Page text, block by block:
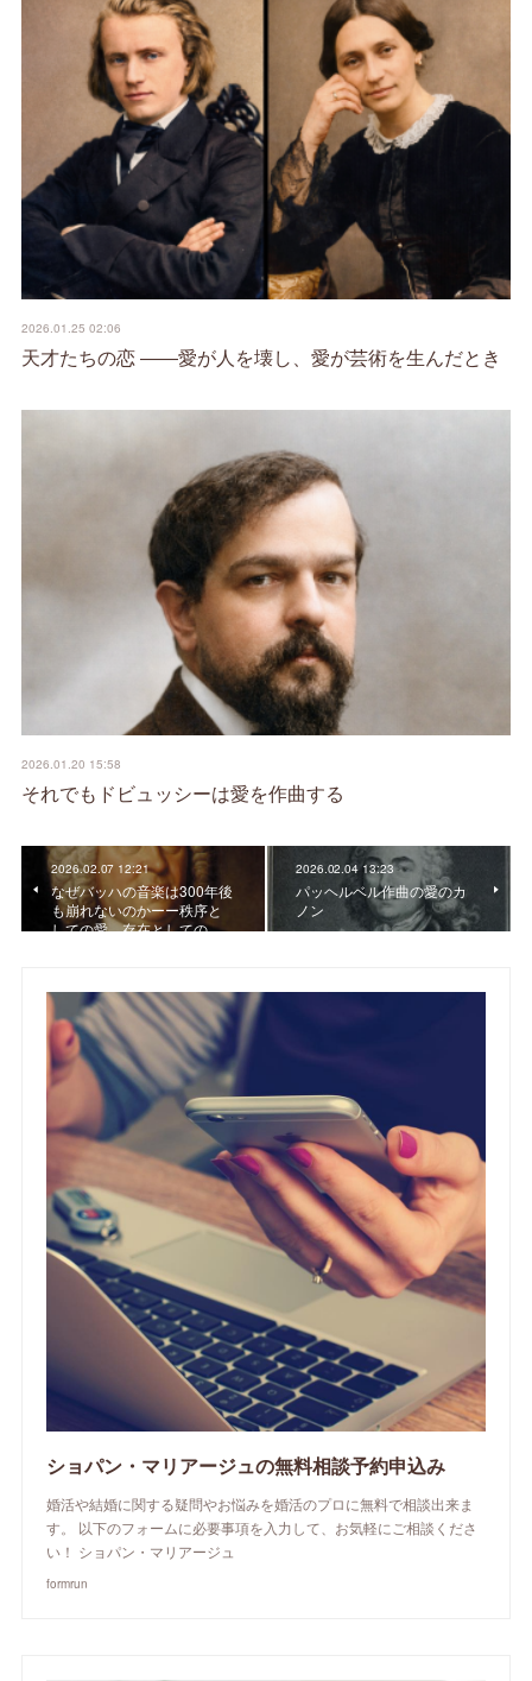
2026.01.25 02:06
天才たちの恋 ――愛が人を壊し、愛が芸術を生んだとき
2026.01.20 15:58
それでもドビュッシーは愛を作曲する
2026.02.07 12:21
なぜバッハの音楽は300年後
も崩れないのかーー秩序と
しての愛、存在としての…
2026.02.04 13:23
パッヘルベル作曲の愛のカ
ノン
ショパン・マリアージュの無料相談予約申込み
婚活や結婚に関する疑問やお悩みを婚活のプロに無料で相談出来ま
す。 以下のフォームに必要事項を入力して、お気軽にご相談くださ
い！ ショパン・マリアージュ
formrun